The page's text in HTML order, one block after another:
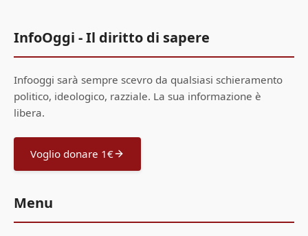
InfoOggi - Il diritto di sapere
Infooggi sarà sempre scevro da qualsiasi schieramento
politico, ideologico, razziale. La sua informazione è
libera.
Voglio donare 1€
Menu